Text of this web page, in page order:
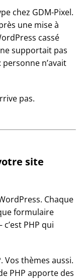
chez GDM-Pixel.
une mise à
cassé
supportait pas
personne n’avait
pas.
site
Chaque
formulaire
PHP qui
Vos thèmes aussi.
PHP apporte des